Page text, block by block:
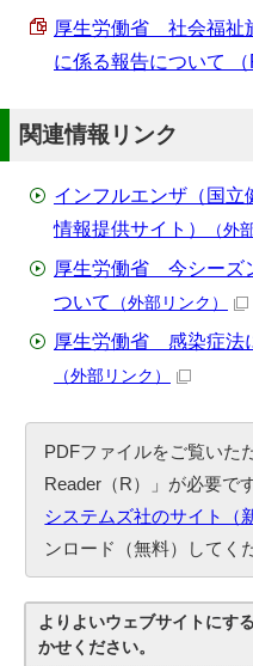
厚生労働省 社会福祉
に係る報告について （
関連情報リンク
インフルエンザ（国
情報提供サイト）
（外
厚生労働省 今シーズ
ついて
（外部リンク）
厚生労働省 感染症法
（外部リンク）
PDFファイルをご覧いた
Reader（R）」が必要で
システムズ社のサイト（
ンロード（無料）してく
よりよいウェブサイトにす
かせください。